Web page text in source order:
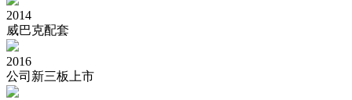
2014
威巴克配套
2016
公司新三板上市